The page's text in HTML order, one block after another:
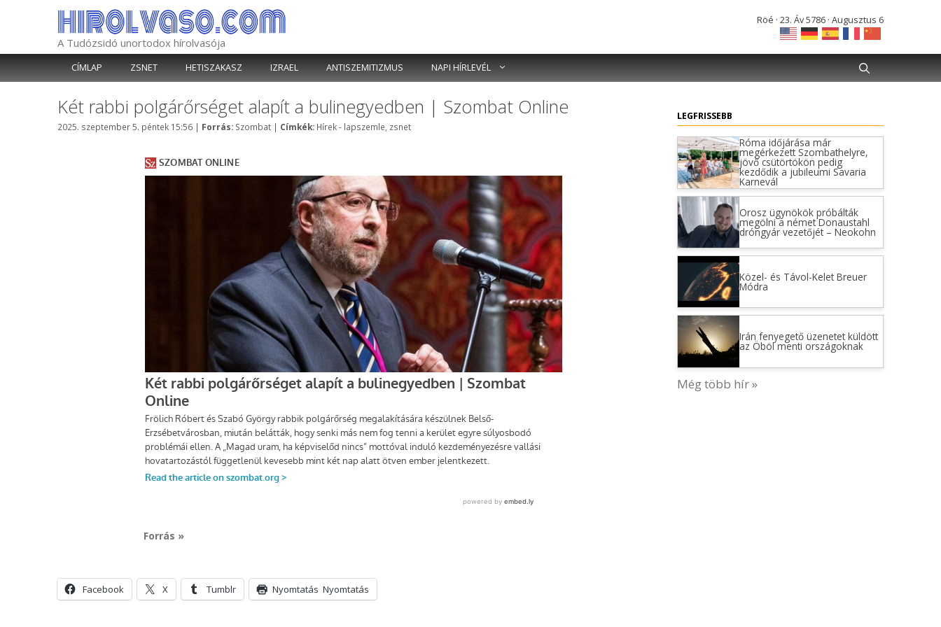
A Tudózsidó unortodox hírolvasója
Röé · 23. Áv 5786 · Augusztus 6
CÍMLAP ZSNET HETISZAKASZ IZRAEL ANTISZEMITIZMUS NAPI HÍRLEVÉL
Két rabbi polgárőrséget alapít a bulinegyedben | Szombat Online
2025. szeptember 5. péntek 15:56 | Forrás: Kategória
Szombat | Címkék: Címkék
Hírek - lapszemle zsnet
Forrás »
Facebook X Tumblr Nyomtatás Nyomtatás
LEGFRISSEBB
Róma időjárása már
megérkezett Szombathelyre,
jövő csütörtökön pedig
kezdődik a jubileumi Savaria
Karnevál
Orosz ügynökök próbálták
megölni a német Donaustahl
dróngyár vezetőjét – Neokohn
Közel- és Távol-Kelet Breuer
Módra
Irán fenyegető üzenetet küldött
az Öböl menti országoknak
Még több hír »